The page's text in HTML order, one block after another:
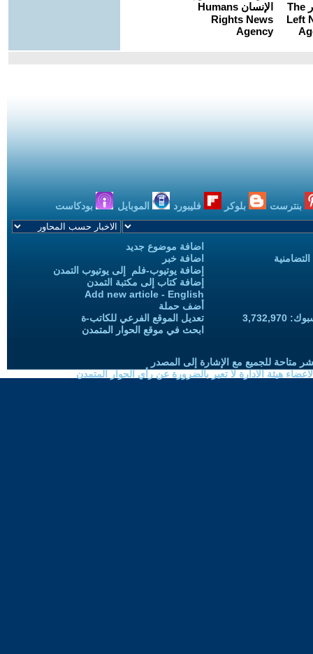
بنترست بلوكر فليبورد الموبايل بودكاست
اضافة موضوع جديد
اضافة خبر
إضافة يوتيوب-فلم إلى يوتيوب التمدن
إضافة كتاب إلى مكتبة التمدن
Add new article - English
أضف حملة
تعديل الموقع الفرعي للكاتب-ة
ابحث في موقع الحوار المتمدن
متاحة للجميع مع الإشارة إلى المصدر
هيئة الادارة لا تعبر بالضرورة عن رأي الحوار المتمدن